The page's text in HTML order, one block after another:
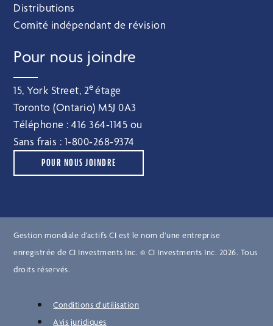
Distributions
Comité indépendant de révision
Pour nous joindre
15, York Street, 2eétage
Toronto (Ontario) M5J 0A3
Téléphone :416 364‑1145 ou
Sans frais : 1‑800‑268‑9374
POUR NOUS JOINDRE
Gestion mondiale d’actifs CI est le nom d’une entreprise
enregistrée de CI Investments Inc. © CI Investments Inc. 2026. Tous
droits réservés.
Conditions d’utilisation
Avis juridiques